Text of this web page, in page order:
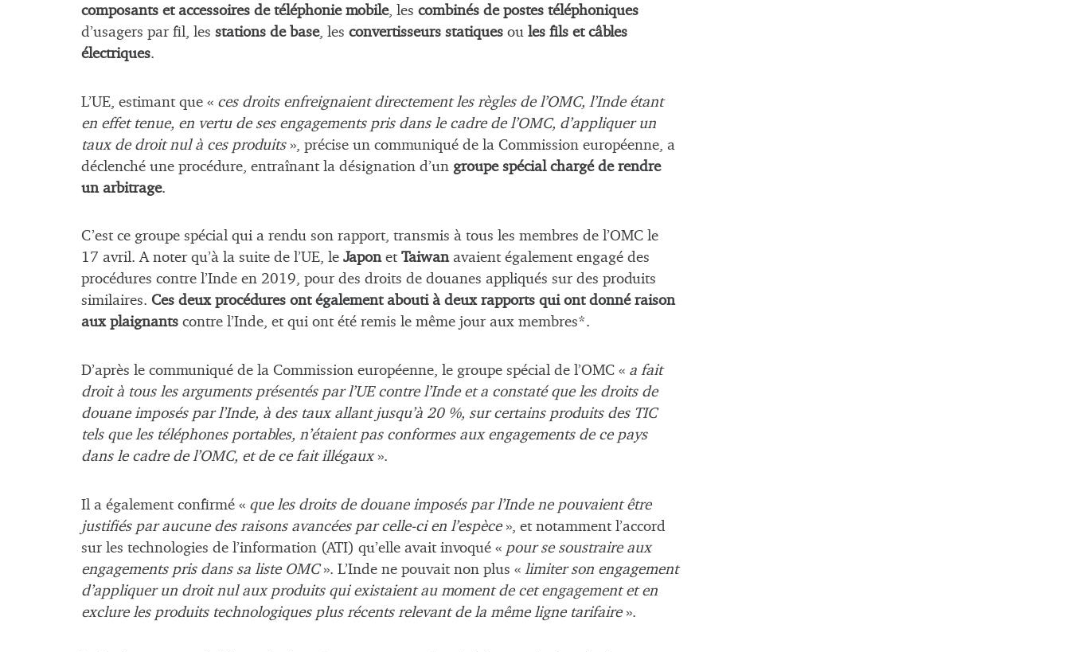
composants et accessoires de téléphonie mobile, les combinés de postes téléphoniques
d’usagers par fil, les stations de base, les convertisseurs statiques ou les fils et câbles
électriques.
L’UE, estimant que « ces droits enfreignaient directement les règles de l’OMC, l’Inde étant
en effet tenue, en vertu de ses engagements pris dans le cadre de l’OMC, d’appliquer un
taux de droit nul à ces produits», précise un communiqué de la Commission européenne, a
déclenché une procédure, entraînant la désignation d’un groupe spécial chargé de rendre
un arbitrage.
C’est ce groupe spécial qui a rendu son rapport, transmis à tous les membres de l’OMC le
17 avril. A noter qu’à la suite de l’UE, le Japonet Taiwanavaient également engagé des
procédures contre l’Inde en 2019, pour des droits de douanes appliqués sur des produits
similaires. Ces deux procédures ont également abouti à deux rapports qui ont donné raison
aux plaignants contre l’Inde, et qui ont été remis le même jour aux membres*.
D’après le communiqué de la Commission européenne, le groupe spécial de l’OMC « a fait
droit à tous les arguments présentés par l’UE contre l’Inde et a constaté que les droits de
douane imposés par l’Inde, à des taux allant jusqu’à 20 %, sur certains produits des TIC
tels que les téléphones portables, n’étaient pas conformes aux engagements de ce pays
dans le cadre de l’OMC, et de ce fait illégaux».
Il a également confirmé « que les droits de douane imposés par l’Inde ne pouvaient être
justifiés par aucune des raisons avancées par celle-ci en l’espèce », et notamment l’accord
sur les technologies de l’information (ATI) qu’elle avait invoqué « pour se soustraire aux
engagements pris dans sa liste OMC». L’Inde ne pouvait non plus « limiter son engagement
d’appliquer un droit nul aux produits qui existaient au moment de cet engagement et en
exclure les produits technologiques plus récents relevant de la même ligne tarifaire».